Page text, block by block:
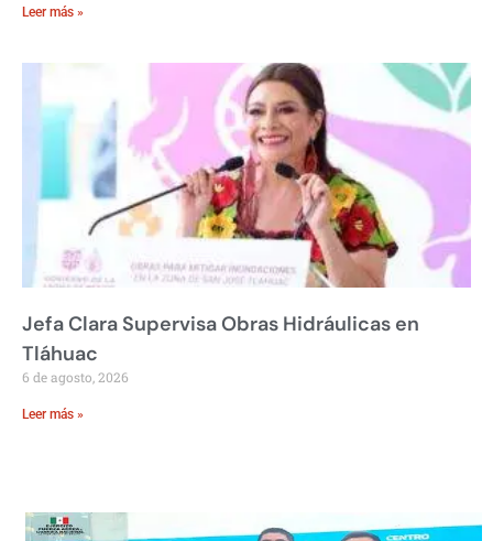
Leer más »
Jefa Clara Supervisa Obras Hidráulicas en
Tláhuac
6 de agosto, 2026
Leer más »